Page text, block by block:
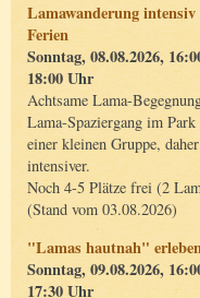
Lamawanderung
Ferien
Sonntag, 08.08.2026,
18:00 Uhr
Achtsame Lama-
Lama-Spaziergang im
einer kleinen Gruppe,
intensiver.
Noch 4-5 Plätze frei (2
(Stand vom 03.08.2026)
"Lamas hautnah"
Sonntag, 09.08.2026,
17:30 Uhr